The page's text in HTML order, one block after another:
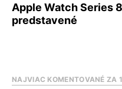
Apple Watch Series
predstavené
NAJVIAC KOMENTOVANÉ ZA